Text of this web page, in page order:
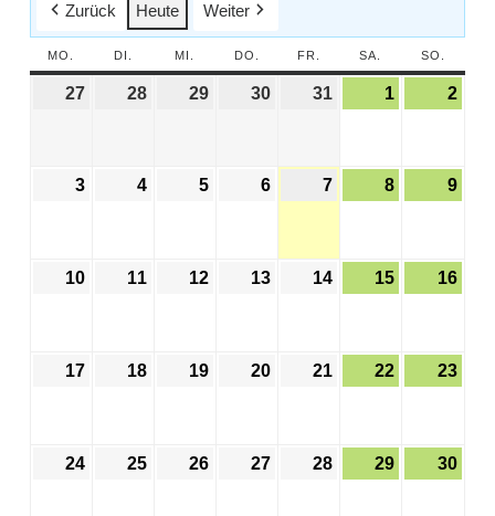
Zurück Heute Weiter
MO. DI. MI. DO. FR. SA. SO.
27 28 29 30 31 1 2
3 4 5 6 7 8 9
10 11 12 13 14 15 16
17 18 19 20 21 22 23
24 25 26 27 28 29 30